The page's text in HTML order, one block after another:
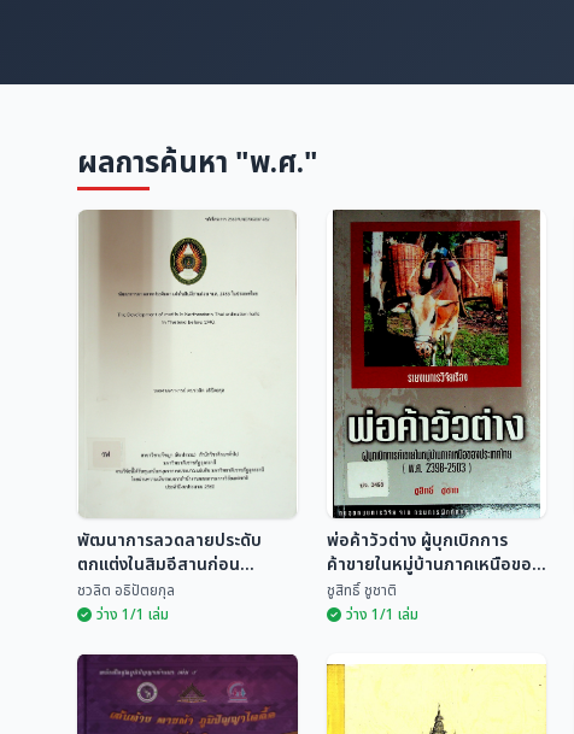
ผลการค้นหา "พ.ศ."
พัฒนาการลวดลายประดับ
ตกแต่งในสิมอีสานก่อน
พ.ศ.2483 ในประเทศไทย
ชวลิต อธิปัตยกุล
ว่าง 1/1 เล่ม
พ่อค้าวัวต่าง ผู้บุกเบิกการ
ค้าขายในหมู่บ้านภาคเหนือของ
ประเทศไทย (พ.ศ.2398 -
2503)
ชูสิทธิ์ ชูชาติ
ว่าง 1/1 เล่ม